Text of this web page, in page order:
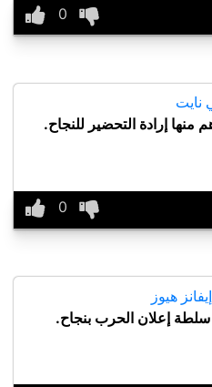
نايت
منها إرادة التحضير للنجاح.
هيوز
إعلان الحرب بنجاح.